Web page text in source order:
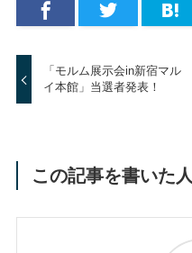
「モルム展示会in新宿マル
イ本館」当選者発表！
この記事を書いた人